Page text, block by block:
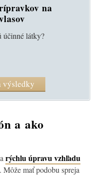
na
účinné látky?
výsledky
a ako
rýchlu úpravu vzhľadu
. Môže mať podobu spreja